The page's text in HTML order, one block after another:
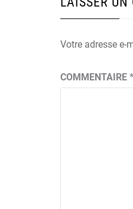
Votre adresse e-
COMMENTAIRE *